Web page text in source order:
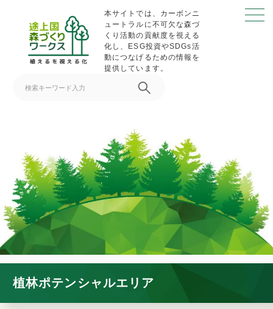
本サイトでは、カーボンニ
ュートラルに不可欠な森づ
くり活動の貢献度を視える
化し、ESG投資やSDGs活
動につなげるための情報を
提供しています。
植林ポテンシャルエリア